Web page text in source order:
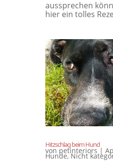
aussprechen
hier ein tolles
Hitzschlag beim Hund
von petinteriors |
Hunde,Nicht